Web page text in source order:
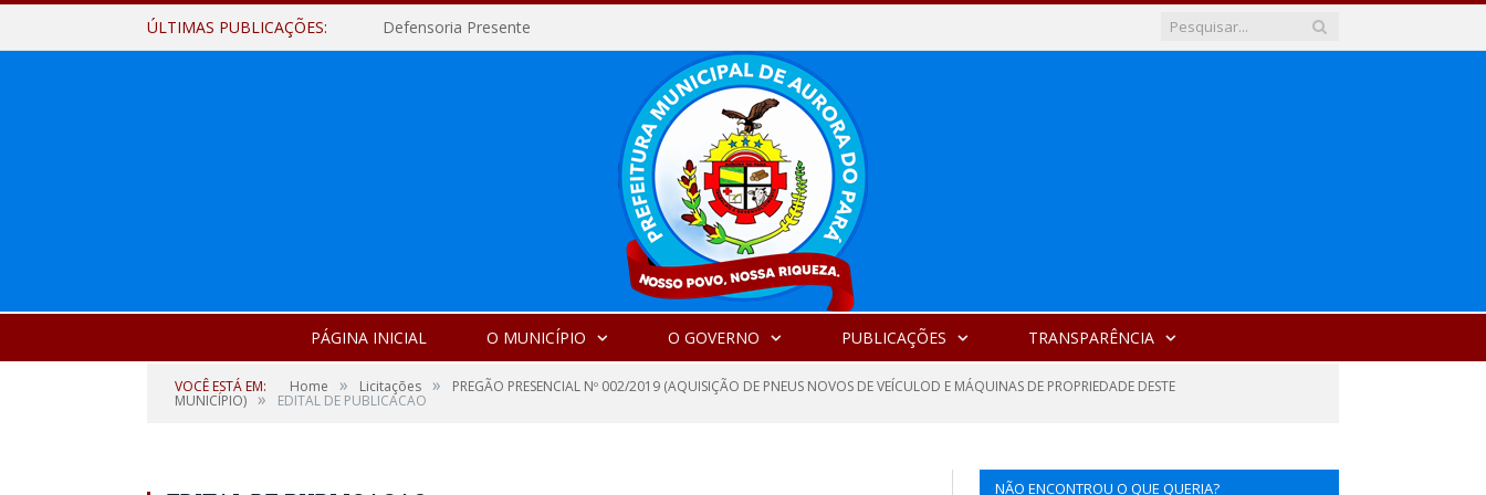
ÚLTIMAS PUBLICAÇÕES: Defensoria Presente
PÁGINA INICIAL O MUNICÍPIO O GOVERNO PUBLICAÇÕES TRANSPARÊNCIA
VOCÊ ESTÁ EM: Home » Licitações » PREGÃO PRESENCIAL Nº 002/2019 (AQUISIÇÃO DE PNEUS NOVOS DE VEÍCULOD E MÁQUINAS DE PROPRIEDADE DESTE
MUNICÍPIO) » EDITAL DE PUBLICACAO
NÃO ENCONTROU O QUE QUERIA?